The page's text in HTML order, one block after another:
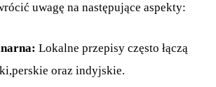
uwagę na następujące aspekty:
Lokalne przepisy często łączą
oraz indyjskie.